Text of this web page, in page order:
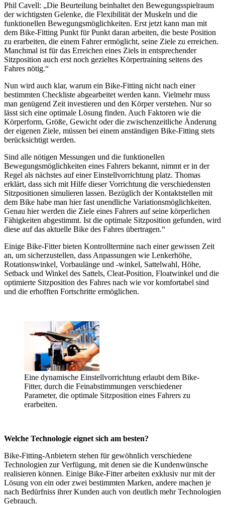
Phil Cavell: „Die Beurteilung beinhaltet den Bewegungsspielraum
der wichtigsten Gelenke, die Flexibilität der Muskeln und die
funktionellen Bewegungsmöglichkeiten. Erst jetzt kann man mit
dem Bike-Fitting Punkt für Punkt daran arbeiten, die beste Position
zu erarbeiten, die einem Fahrer ermöglicht, seine Ziele zu erreichen.
Manchmal ist für das Erreichen eines Ziels in entsprechender
Sitzposition auch erst noch gezieltes Körpertraining seitens des
Fahres nötig.“
Nun wird auch klar, warum ein Bike-Fitting nicht nach einer
bestimmten Checkliste abgearbeitet werden kann. Vielmehr muss
man genügend Zeit investieren und den Körper verstehen. Nur so
lässt sich eine optimale Lösung finden. Auch Faktoren wie die
Körperform, Größe, Gewicht oder die zwischenzeitliche Änderung
der eigenen Ziele, müssen bei einem anständigen Bike-Fitting stets
berücksichtigt werden.
Sind alle nötigen Messungen und die funktionellen
Bewegungsmöglichkeiten eines Fahrers bekannt, nimmt er in der
Regel als nächstes auf einer Einstellvorrichtung platz. Thomas
erklärt, dass sich mit Hilfe dieser Vorrichtung die verschiedensten
Sitzpositionen simulieren lassen. Bezüglich der Kontaktstellen mit
dem Bike habe man hier fast unendliche Variationsmöglichkeiten.
Genau hier werden die Ziele eines Fahrers auf seine körperlichen
Fähigkeiten abgestimmt. Ist die optimale Sitzposition gefunden, wird
diese auf das aktuelle Bike des Fahres übertragen.“
Einige Bike-Fitter bieten Kontrolltermine nach einer gewissen Zeit
an, um sicherzustellen, dass Anpassungen wie Lenkerhöhe,
Rotationswinkel, Vorbaulänge und -winkel, Sattelwahl, Höhe,
Setback und Winkel des Sattels, Cleat-Position, Floatwinkel und die
optimierte Sitzposition des Fahres nach wie vor komfortabel sind
und die erhofften Fortschritte ermöglichen.
Eine dynamische Einstellvorrichtung erlaubt dem Bike-
Fitter, durch die Feinabstimmungen verschiedener
Parameter, die optimale Sitzposition eines Fahrers zu
erarbeiten.
Welche Technologie eignet sich am besten?
Bike-Fitting-Anbietern stehen für gewöhnlich verschiedene
Technologien zur Verfügung, mit denen sie die Kundenwünsche
realisieren können. Einige Bike-Fitter arbeiten exklusiv nur mit der
Lösung von ein oder zwei bestimmten Marken, andere machen je
nach Bedürfniss ihrer Kunden auch von deutlich mehr Technologien
Gebrauch.